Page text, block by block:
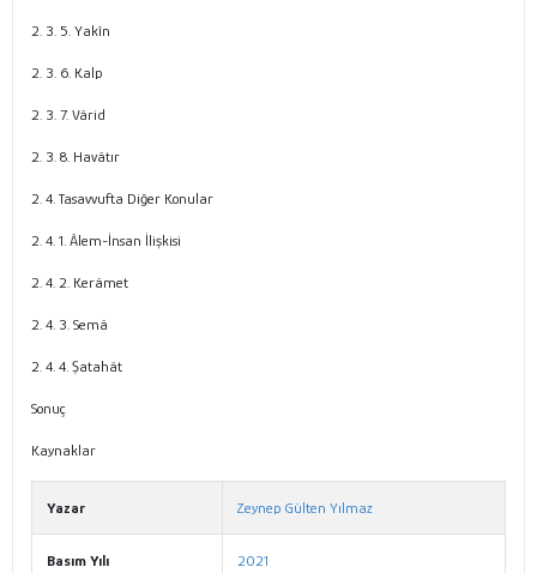
2. 3. 5. Yakîn
2. 3. 6. Kalp
2. 3. 7. Vârid
2. 3. 8. Havâtır
2. 4. Tasavvufta Diğer Konular
2. 4. 1. Âlem-İnsan İlişkisi
2. 4. 2. Kerâmet
2. 4. 3. Semâ
2. 4. 4. Şatahât
Sonuç
Kaynaklar
Yazar Zeynep Gülten Yılmaz
Basım Yılı 2021